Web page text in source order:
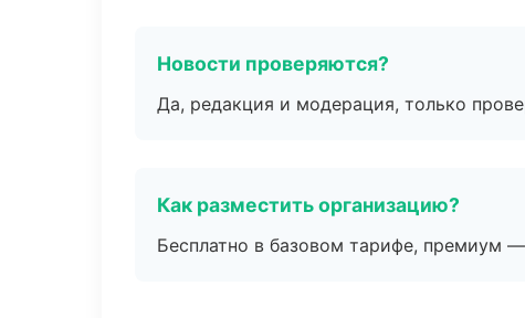
Новости проверяются?
Да, редакция и модерация, только
Как разместить организацию?
Бесплатно в базовом тарифе, премиум